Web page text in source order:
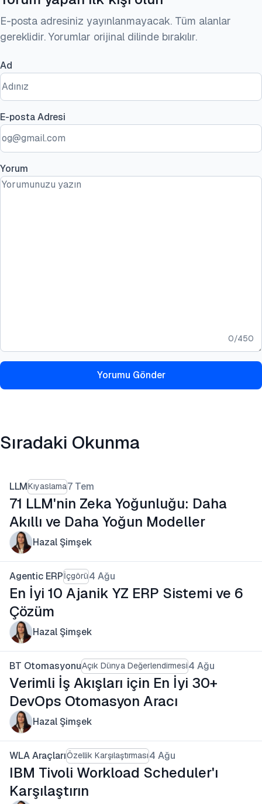
E-posta adresiniz yayınlanmayacak. Tüm alanlar
gereklidir. Yorumlar orijinal dilinde bırakılır.
Ad
E-posta Adresi
Yorum
0/450
Yorumu Gönder
Sıradaki Okunma
LLMKıyaslama7 Tem
71 LLM'nin Zeka Yoğunluğu: Daha
Akıllı ve Daha Yoğun Modeller
Hazal Şimşek
Agentic ERPİçgörü4 Ağu
En İyi 10 Ajanik YZ ERP Sistemi ve 6
Çözüm
Hazal Şimşek
BT OtomasyonuAçık Dünya Değerlendirmesi4 Ağu
Verimli İş Akışları için En İyi 30+
DevOps Otomasyon Aracı
Hazal Şimşek
WLA AraçlarıÖzellik Karşılaştırması4 Ağu
IBM Tivoli Workload Scheduler'ı
Karşılaştırın